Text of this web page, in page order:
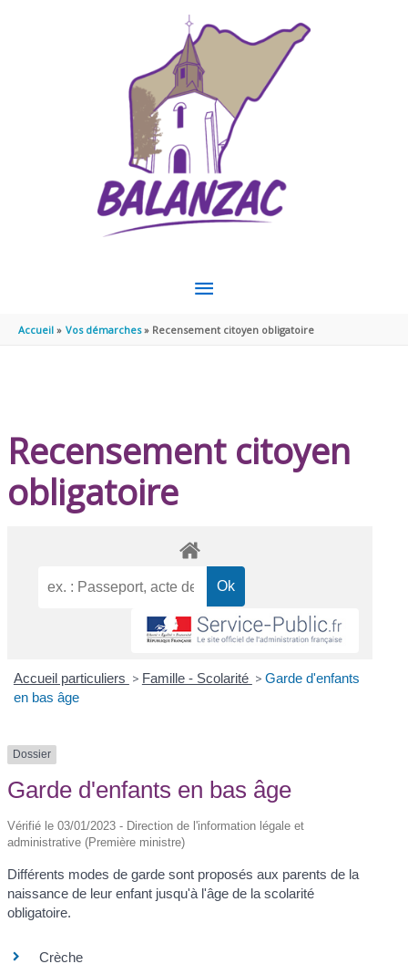
MENU
PRINCIPAL
Accueil Vos démarches Recensement citoyen obligatoire
Recensement citoyen
obligatoire
Accueil particuliers > Famille - Scolarité > Garde d'enfants
en bas âge
Dossier
Garde d'enfants en bas âge
Vérifié le 03/01/2023 - Direction de l'information légale et
administrative (Première ministre)
Différents modes de garde sont proposés aux parents de la
naissance de leur enfant jusqu'à l'âge de la scolarité
obligatoire.
Crèche